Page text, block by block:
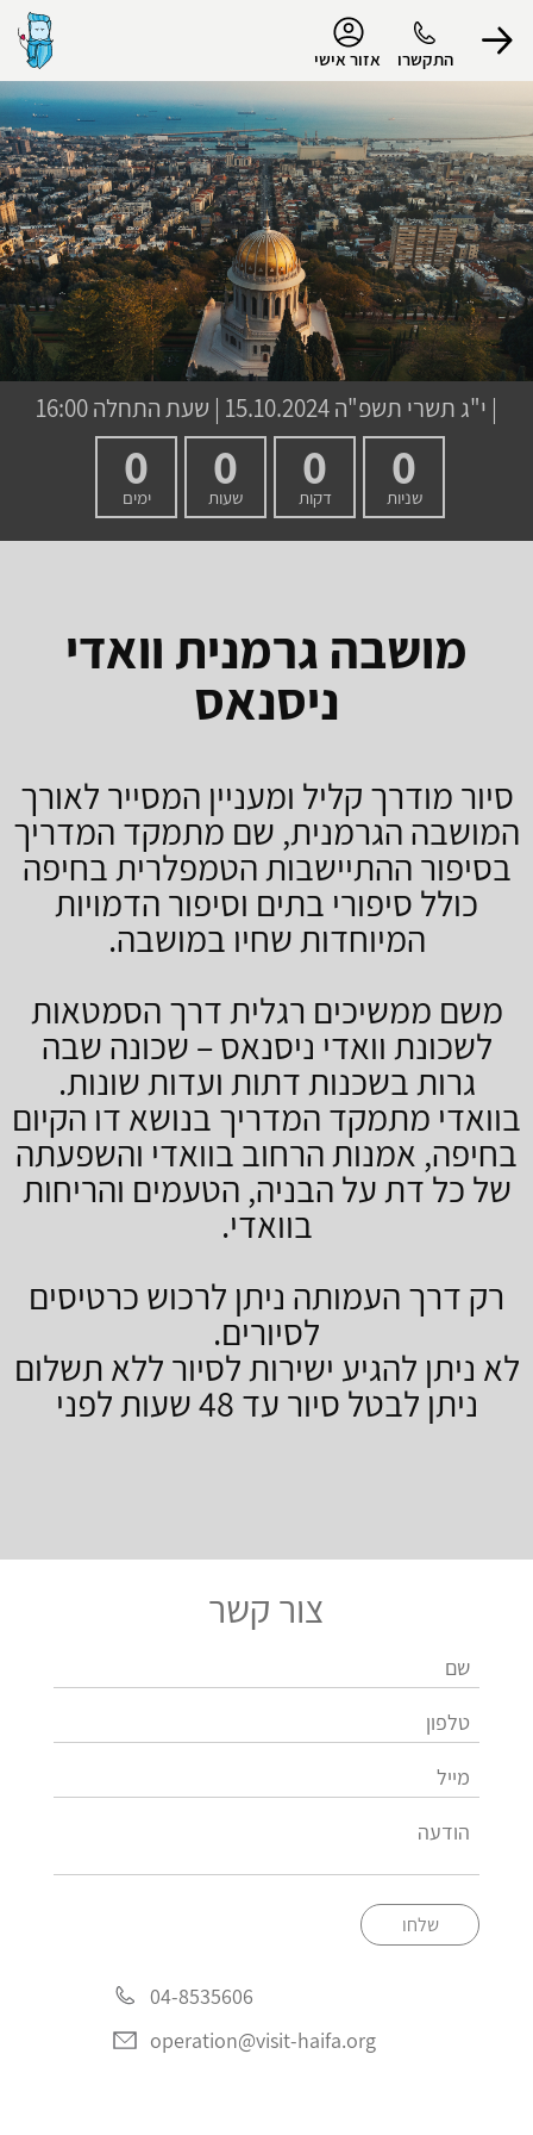
התקשרו אזור אישי
הפרופיל שלי
התנתק
| י"ג תשרי תשפ"ה15.10.2024 | שעת התחלה 16:00
0
שניות
0
דקות
0
שעות
0
ימים
מושבה גרמנית וואדי
ניסנאס
סיור מודרך קליל ומעניין המסייר לאורך
המושבה הגרמנית, שם מתמקד המדריך
בסיפור ההתיישבות הטמפלרית בחיפה
כולל סיפורי בתים וסיפור הדמויות
המיוחדות שחיו במושבה.
משם ממשיכים רגלית דרך הסמטאות
לשכונת וואדי ניסנאס – שכונה שבה
גרות בשכנות דתות ועדות שונות.
בוואדי מתמקד המדריך בנושא דו הקיום
בחיפה, אמנות הרחוב בוואדי והשפעתה
של כל דת על הבניה, הטעמים והריחות
בוואדי.
רק דרך העמותה ניתן לרכוש כרטיסים
לסיורים.
לא ניתן להגיע ישירות לסיור ללא תשלום
ניתן לבטל סיור עד 48 שעות לפני
צור קשר
שלחו
04-8535606
operation@visit-haifa.org